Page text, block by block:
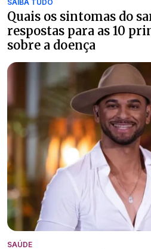
SAIBA TUDO
Quais os sintomas do
respostas para as 10
sobre a doença
SAÚDE